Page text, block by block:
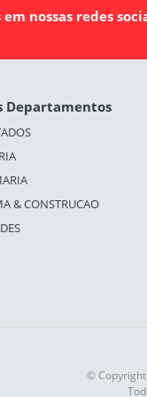
em nossas redes
Departamentos
& CONSTRUCAO
© Copyright